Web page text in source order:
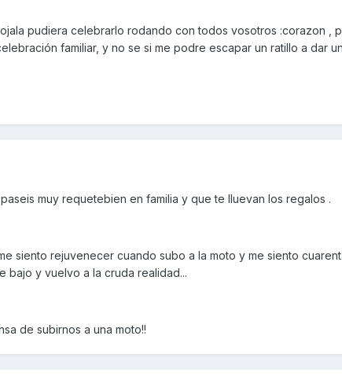
pudiera celebrarlo rodando con todos vosotros :corazon ,
familiar, y no se si me podre escapar un ratillo a dar
muy requetebien en familia y que te lluevan los regalos .
siento rejuvenecer cuando subo a la moto y me siento
bajo y vuelvo a la cruda realidad...
de subirnos a una moto!!